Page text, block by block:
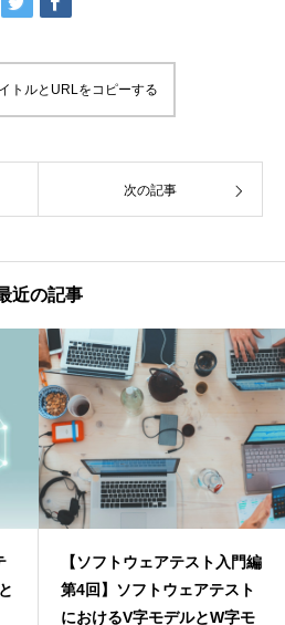
トルとURLをコピーする
次の記事
近の記事
【ソフトウェアテスト入門編
第4回】ソフトウェアテスト
におけるV字モデルとW字モ